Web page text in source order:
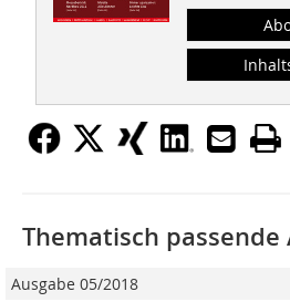
Thematisch passende
Ausgabe 05/2018